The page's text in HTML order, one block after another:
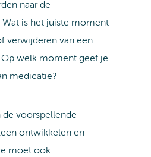
naar de
Wat is het juiste moment
verwijderen van een
Op welk moment geef je
medicatie?
de voorspellende
ontwikkelen en
moet ook